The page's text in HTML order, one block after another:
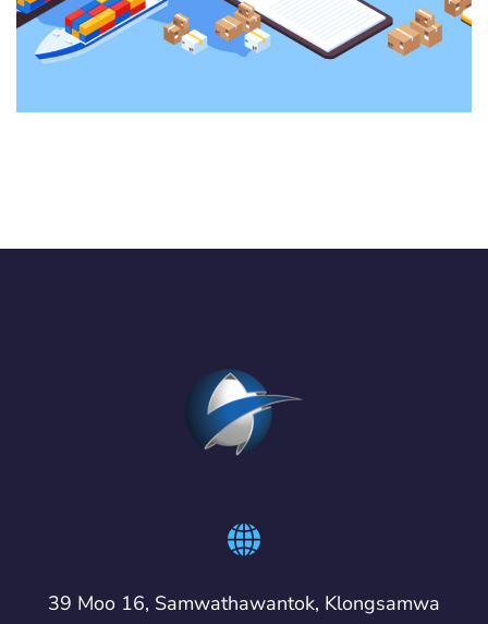
TUM WMs
DESIGN
39 Moo 16, Samwathawantok, Klongsamwa